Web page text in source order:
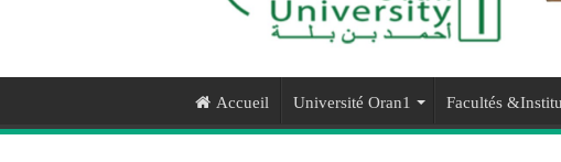
Accueil Université Oran1 Facultés